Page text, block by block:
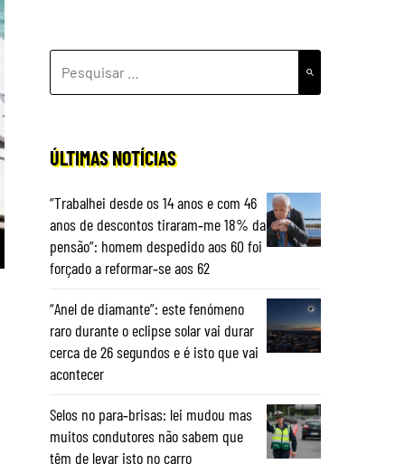
POR:
ÚLTIMAS NOTÍCIAS
“Trabalhei desde os 14 anos e com 46
anos de descontos tiraram‑me 18% da
pensão”: homem despedido aos 60 foi
forçado a reformar‑se aos 62
“Anel de diamante”: este fenómeno
raro durante o eclipse solar vai durar
cerca de 26 segundos e é isto que vai
acontecer
Selos no para‑brisas: lei mudou mas
muitos condutores não sabem que
têm de levar isto no carro